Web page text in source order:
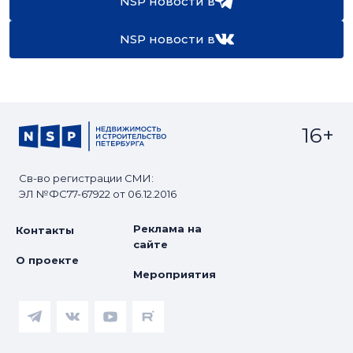
NSP новости в
Св-во регистрации СМИ:
ЭЛ №ФС77-67922 от 06.12.2016
16+
Контакты
О проекте
Реклама на
сайте
Мероприятия